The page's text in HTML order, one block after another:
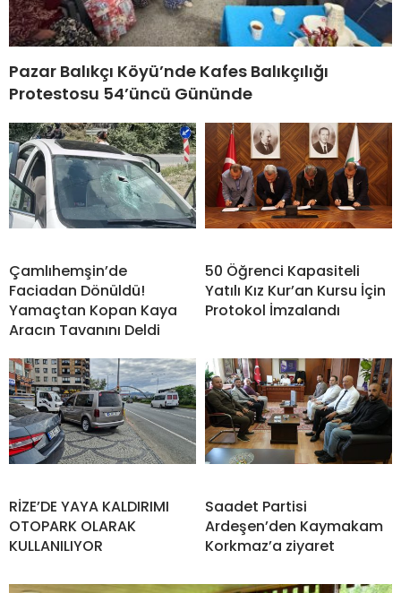
Pazar Balıkçı Köyü’nde Kafes Balıkçılığı
Protestosu 54’üncü Gününde
Çamlıhemşin’de
Faciadan Dönüldü!
Yamaçtan Kopan Kaya
Aracın Tavanını Deldi
50 Öğrenci Kapasiteli
Yatılı Kız Kur’an Kursu İçin
Protokol İmzalandı
RİZE’DE YAYA KALDIRIMI
OTOPARK OLARAK
KULLANILIYOR
Saadet Partisi
Ardeşen’den Kaymakam
Korkmaz’a ziyaret